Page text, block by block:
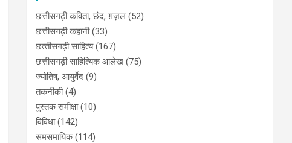
छत्तीसगढ़ी कविता, छंद, ग़ज़ल (52)
छत्तीसगढ़ी कहानी(33)
छत्‍तीसगढ़ी साहित्‍य(167)
छत्तीसगढ़ी साहित्यिक आलेख (75)
ज्योतिष, आयुर्वेद (9)
तकनीकी(4)
पुस्‍तक समीक्षा(10)
विविधा(142)
समसमायिक(114)